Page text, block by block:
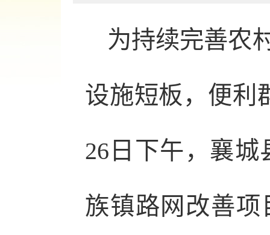
为持续完善农
设施短板，便利
26日下午，襄城
族镇路网改善